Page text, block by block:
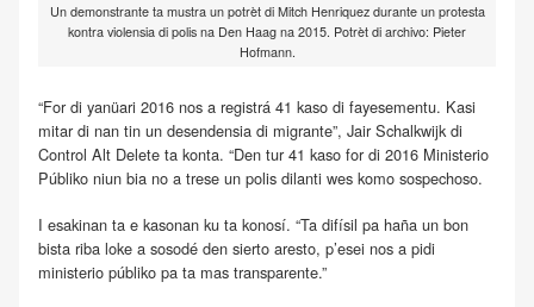
Un demonstrante ta mustra un potrèt di Mitch Henriquez durante un protesta
kontra violensia di polis na Den Haag na 2015. Potrèt di archivo: Pieter
Hofmann.
“For di yanüari 2016 nos a registrá 41 kaso di fayesementu. Kasi
mitar di nan tin un desendensia di migrante”, Jair Schalkwijk di
Control Alt Delete ta konta. “Den tur 41 kaso for di 2016 Ministerio
Públiko niun bia no a trese un polis dilanti wes komo sospechoso.
I esakinan ta e kasonan ku ta konosí. “Ta difísil pa haña un bon
bista riba loke a sosodé den sierto aresto, p’esei nos a pidi
ministerio públiko pa ta mas transparente.”